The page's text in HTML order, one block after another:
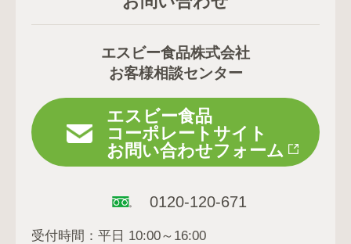
エスビー食品株式会社
お客様相談センター
エスビー食品
コーポレートサイト
お問い合わせフォーム
0120-120-671
受付時間：平日 10:00～16:00